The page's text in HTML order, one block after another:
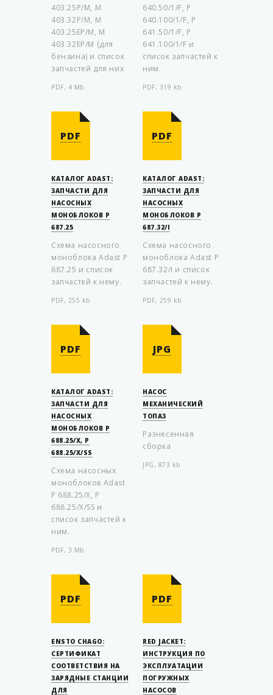
403.25P/M, M
403.32P/M, M
403.25EP/M, M
403.32EP/M (для
бензина) и список
запчастей для них
PDF, 4 Mb
640.50/1/F, P
640.100/1/F, P
641.50/1/F, P
641.100/1/F и
список запчастей к
ним.
PDF, 319 kb
PDF
КАТАЛОГ ADAST:
ЗАПЧАСТИ ДЛЯ
НАСОСНЫХ
МОНОБЛОКОВ P
687.25
Схема насосного
моноблока Adast P
687.25 и список
запчастей к нему.
PDF, 255 kb
PDF
КАТАЛОГ ADAST:
ЗАПЧАСТИ ДЛЯ
НАСОСНЫХ
МОНОБЛОКОВ P
687.32/I
Схема насосного
моноблока Adast P
687.32/I и список
запчастей к нему.
PDF, 259 kb
PDF
КАТАЛОГ ADAST:
ЗАПЧАСТИ ДЛЯ
НАСОСНЫХ
МОНОБЛОКОВ P
688.25/X, P
688.25/X/SS
Схема насосных
моноблоков Adast
P 688.25/X, P
688.25/X/SS и
список запчастей к
ним.
PDF, 3 Mb
JPG
НАСОС
МЕХАНИЧЕСКИЙ
ТОПАЗ
Разнесенная
сборка
JPG, 873 kb
PDF
ENSTO CHAGO:
СЕРТИФИКАТ
СООТВЕТСТВИЯ НА
ЗАРЯДНЫЕ СТАНЦИИ
ДЛЯ
PDF
RED JACKET:
ИНСТРУКЦИЯ ПО
ЭКСПЛУАТАЦИИ
ПОГРУЖНЫХ
НАСОСОВ